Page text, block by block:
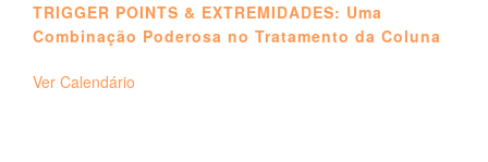
TRIGGER POINTS & EXTREMIDADES: Uma
Combinação Poderosa no Tratamento da Coluna
Ver Calendário